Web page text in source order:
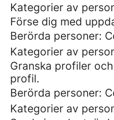
Kategorier av
Förse dig med
Berörda personer:
Kategorier av
Granska profiler
profil.
Berörda personer:
Kategorier av